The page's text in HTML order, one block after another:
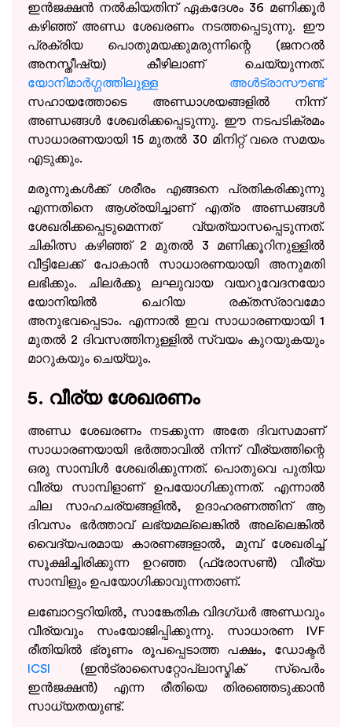
ഇൻജക്ഷൻ നൽകിയതിന് ഏകദേശം 36 മണിക്കൂർ
കഴിഞ്ഞ് അണ്ഡ ശേഖരണം നടത്തപ്പെടുന്നു. ഈ
പ്രക്രിയ പൊതുമയക്കുമരുന്നിന്റെ (ജനറൽ
അനസ്തീഷ്യ) കീഴിലാണ് ചെയ്യുന്നത്.
യോനിമാർഗ്ഗത്തിലുള്ള അൾട്രാസൗണ്ട്
സഹായത്തോടെ അണ്ഡാശയങ്ങളിൽ നിന്ന്
അണ്ഡങ്ങൾ ശേഖരിക്കപ്പെടുന്നു. ഈ നടപടിക്രമം
സാധാരണയായി 15 മുതൽ 30 മിനിറ്റ് വരെ സമയം
എടുക്കും.
മരുന്നുകൾക്ക് ശരീരം എങ്ങനെ പ്രതികരിക്കുന്നു
എന്നതിനെ ആശ്രയിച്ചാണ് എത്ര അണ്ഡങ്ങൾ
ശേഖരിക്കപ്പെടുമെന്നത് വ്യത്യാസപ്പെടുന്നത്.
ചികിത്സ കഴിഞ്ഞ് 2 മുതൽ 3 മണിക്കൂറിനുള്ളിൽ
വീട്ടിലേക്ക് പോകാൻ സാധാരണയായി അനുമതി
ലഭിക്കും. ചിലർക്കു ലഘുവായ വയറുവേദനയോ
യോനിയിൽ ചെറിയ രക്തസ്രാവമോ
അനുഭവപ്പെടാം. എന്നാൽ ഇവ സാധാരണയായി 1
മുതൽ 2 ദിവസത്തിനുള്ളിൽ സ്വയം കുറയുകയും
മാറുകയും ചെയ്യും.
5. വീര്യ ശേഖരണം
അണ്ഡ ശേഖരണം നടക്കുന്ന അതേ ദിവസമാണ്
സാധാരണയായി ഭർത്താവിൽ നിന്ന് വീര്യത്തിന്റെ
ഒരു സാമ്പിൾ ശേഖരിക്കുന്നത്. പൊതുവെ പുതിയ
വീര്യ സാമ്പിളാണ് ഉപയോഗിക്കുന്നത്. എന്നാൽ
ചില സാഹചര്യങ്ങളിൽ, ഉദാഹരണത്തിന് ആ
ദിവസം ഭർത്താവ് ലഭ്യമല്ലെങ്കിൽ അല്ലെങ്കിൽ
വൈദ്യപരമായ കാരണങ്ങളാൽ, മുമ്പ് ശേഖരിച്ച്
സൂക്ഷിച്ചിരിക്കുന്ന ഉറഞ്ഞ (ഫ്രോസൺ) വീര്യ
സാമ്പിളും ഉപയോഗിക്കാവുന്നതാണ്.
ലബോറട്ടറിയിൽ, സാങ്കേതിക വിദഗ്ധർ അണ്ഡവും
വീര്യവും സംയോജിപ്പിക്കുന്നു. സാധാരണ IVF
രീതിയിൽ ഭ്രൂണം രൂപപ്പെടാത്ത പക്ഷം, ഡോക്ടർ
ICSI
(ഇൻട്രാസൈറ്റോപ്ലാസ്മിക് സ്പെർം
ഇൻജക്ഷൻ) എന്ന രീതിയെ തിരഞ്ഞെടുക്കാൻ
സാധ്യതയുണ്ട്.